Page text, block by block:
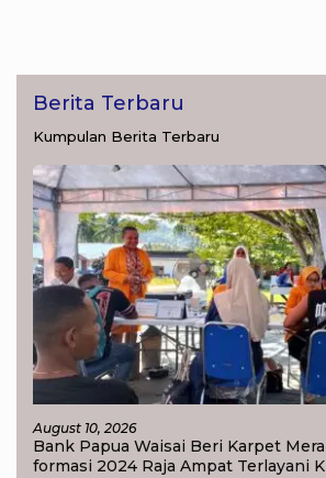
Berita Terbaru
Kumpulan Berita Terbaru
August 10, 2026
Bank Papua Waisai Beri Karpet
formasi 2024 Raja Ampat Terlayani